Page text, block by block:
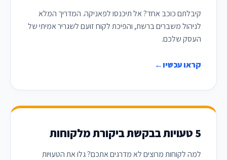
קיבלתם כוכב אחד? אל תיכנסו לפאניקה. המדריך המלא
לניהול משברים ברשת, והפיכת לקוח זועם לשגריר אמיתי של
העסק שלכם.
קראו עכשיו←
5 טעויות בבקשת ביקורת מלקוחות
למה לקוחות מרוצים לא מדרגים אתכם? גלו את הטעויות